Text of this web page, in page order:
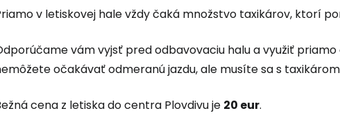
v letiskovej hale vždy čaká množstvo taxikárov, ktorí
vám vyjsť pred odbavovaciu halu a využiť
očakávať odmeranú jazdu, ale musíte sa s
cena z letiska do centra Plovdivu je 20 eur.
Pokračovať